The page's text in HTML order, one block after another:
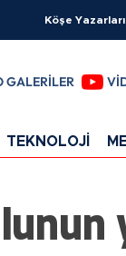
Köşe Yazarları
GALERİLER
TEKNOLOJİ